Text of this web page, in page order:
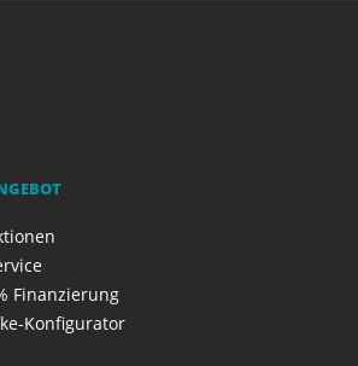
Finanzierung
Konfigurator